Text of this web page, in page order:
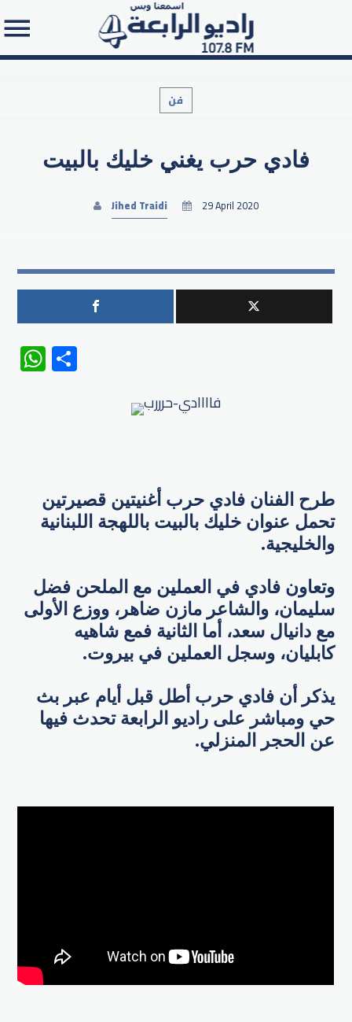
Search in the website:
فن
فادي حرب يغني خليك بالبيت
Jihed Traidi 29 April 2020
WhatsApp
طرح الفنان فادي حرب أغنيتين قصيرتين
تحمل عنوان خليك بالبيت باللهجة اللبنانية
والخليجية.
وتعاون فادي في العملين مع الملحن فضل
سليمان، والشاعر مازن ضاهر، ووزع الأولى
مع دانيال سعد، أما الثانية فمع شاهيه
كابليان، وسجل العملين في بيروت.
يذكر أن فادي حرب أطل قبل أيام عبر بث
حي ومباشر على راديو الرابعة تحدث فيها
عن الحجر المنزلي.